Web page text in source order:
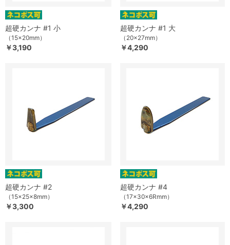
超硬カンナ #1 小
（15×20mm）
￥3,190
超硬カンナ #1 大
（20×27mm）
￥4,290
超硬カンナ #2
（15×25×8mm）
￥3,300
超硬カンナ #4
（17×30×6Rmm）
￥4,290